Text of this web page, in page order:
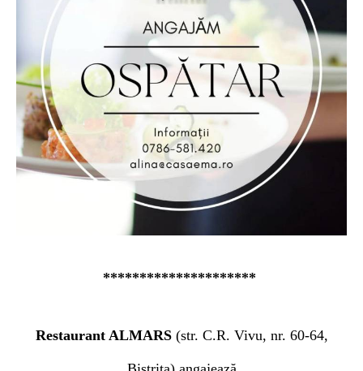
*********************
Restaurant ALMARS(str. C.R. Vivu, nr. 60-64,